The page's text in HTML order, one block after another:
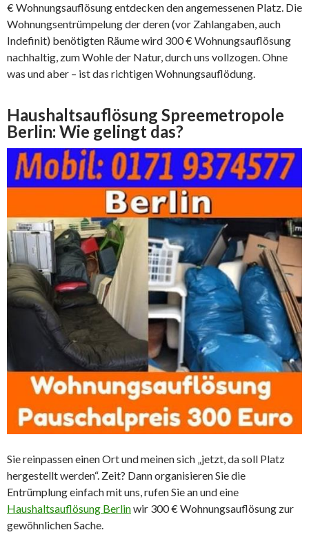
€ Wohnungsauflösung entdecken den angemessenen Platz. Die
Wohnungsentrümpelung der deren (vor Zahlangaben, auch
Indefinit) benötigten Räume wird 300 € Wohnungsauflösung
nachhaltig, zum Wohle der Natur, durch uns vollzogen. Ohne
was und aber – ist das richtigen Wohnungsauflödung.
Haushaltsauflösung Spreemetropole
Berlin: Wie gelingt das?
Sie reinpassen einen Ort und meinen sich „jetzt, da soll Platz
hergestellt werden“. Zeit? Dann organisieren Sie die
Entrümplung einfach mit uns, rufen Sie an und eine
Haushaltsauflösung Berlinwir 300 € Wohnungsauflösung zur
gewöhnlichen Sache.